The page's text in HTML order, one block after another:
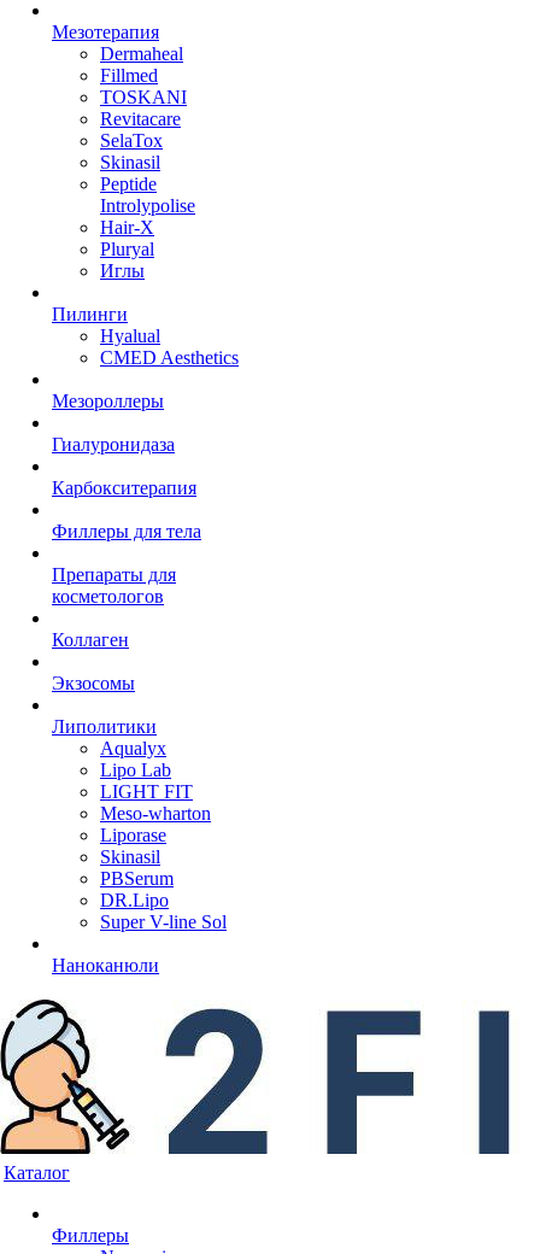
Мезотерапия
Dermaheal
Fillmed
TOSKANI
Revitacare
SelaTox
Skinasil
Peptide
Introlypolise
Hair-X
Pluryal
Иглы
Пилинги
Hyalual
CMED Aesthetics
Мезороллеры
Гиалуронидаза
Карбокситерапия
Филлеры для тела
Препараты для
косметологов
Коллаген
Экзосомы
Липолитики
Aqualyx
Lipo Lab
LIGHT FIT
Meso-wharton
Liporase
Skinasil
PBSerum
DR.Lipo
Super V-line Sol
Наноканюли
Каталог
Филлеры